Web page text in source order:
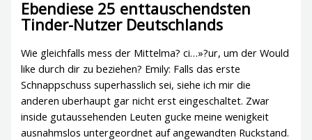
Ebendiese 25 enttauschendsten
Tinder-Nutzer Deutschlands
Wie gleichfalls mess der Mittelma? ci…»?ur, um der Would
like durch dir zu beziehen? Emily: Falls das erste
Schnappschuss superhasslich sei, siehe ich mir die
anderen uberhaupt gar nicht erst eingeschaltet. Zwar
inside gutaussehenden Leuten gucke meine wenigkeit
ausnahmslos untergeordnet auf angewandten Ruckstand.